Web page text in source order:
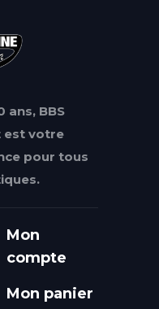
ans, BBS
est votre
pour tous
Mon
compte
Mon panier